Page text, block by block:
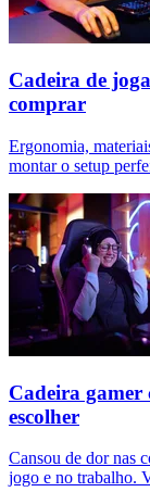
Cadeira de
comprar
Ergonomia,
montar o setup
Cadeira gamer
escolher
Cansou de dor nas
jogo e no trabalho.